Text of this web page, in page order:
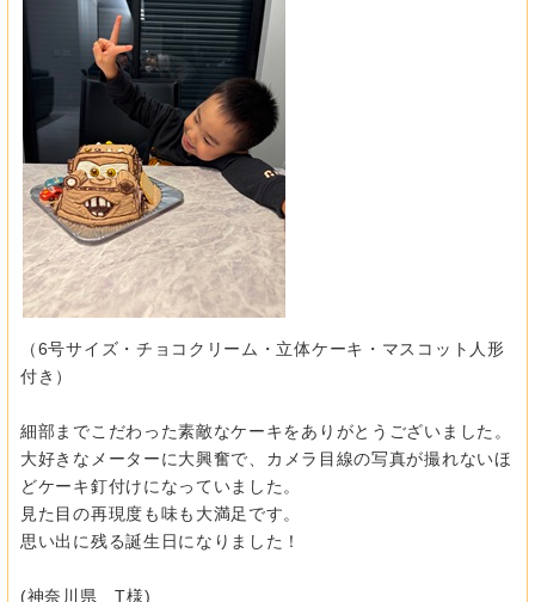
（6号サイズ・チョコクリーム・立体ケーキ・マスコット人形
付き）
細部までこだわった素敵なケーキをありがとうございました。
大好きなメーターに大興奮で、 カメラ目線の写真が撮れないほ
どケーキ釘付けになっていました。
見た目の再現度も味も大満足です。
思い出に残る誕生日になりました！
(神奈川県 T様)